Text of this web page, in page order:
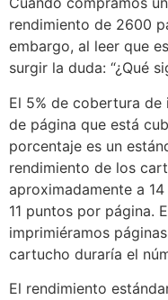
rendimiento de 2600
embargo, al leer que
surgir la duda: “¿Qué
El 5% de cobertura
de página que está
porcentaje es un
rendimiento de los
aproximadamente a
11 puntos por página.
imprimiéramos
cartucho duraría el
El rendimiento